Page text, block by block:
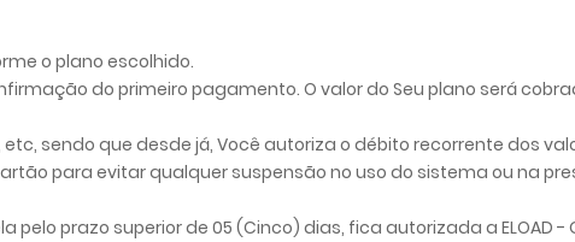
o plano escolhido.
do primeiro pagamento. O valor do Seu plano será
sendo que desde já, Você autoriza o débito recorrente dos
para evitar qualquer suspensão no uso do sistema ou na
prazo superior de 05 (Cinco) dias, fica autorizada a ELOAD -